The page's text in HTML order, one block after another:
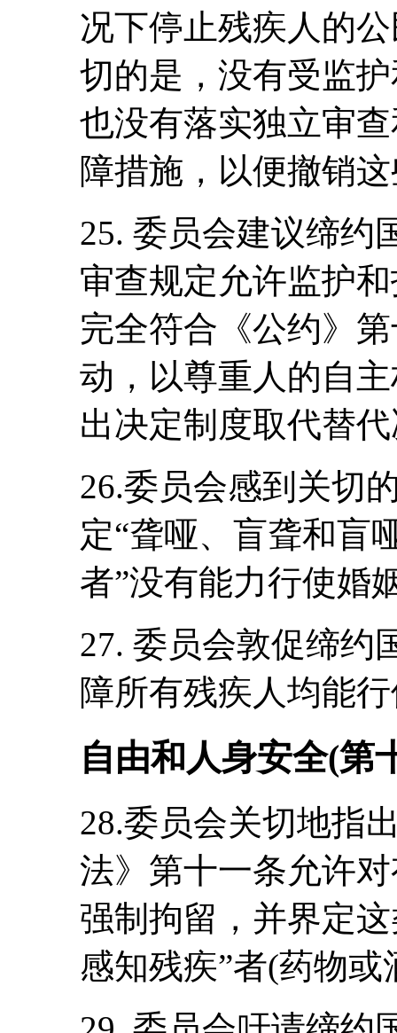
况下停止残疾人的
切的是，没有受监
也没有落实独立审
障措施，以便撤销
25. 委员会建议缔约
审查规定允许监护
完全符合《公约》
动，以尊重人的自
出决定制度取代替
26.委员会感到关切
定“聋哑、盲聋和盲
者”没有能力行使婚
27. 委员会敦促缔约
障所有残疾人均能
自由和人身安全(第
28.委员会关切地指
法》第十一条允许
强制拘留，并界定
感知残疾”者(药物